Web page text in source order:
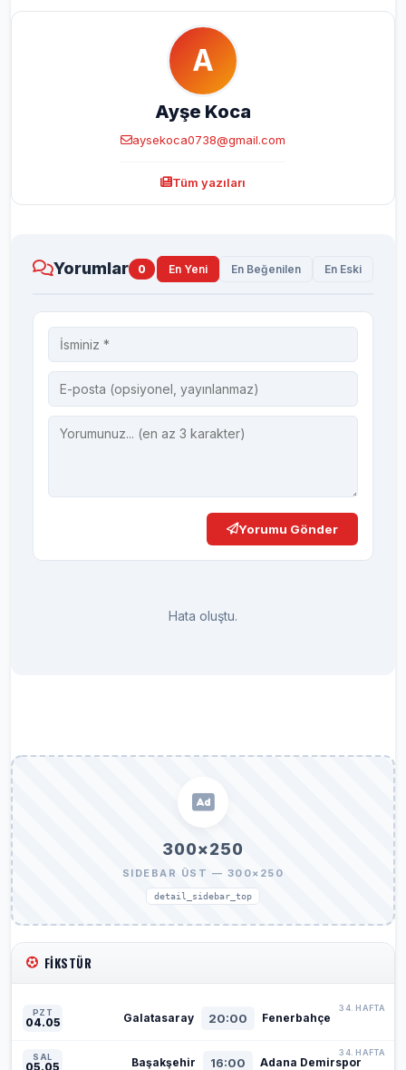
A
Ayşe Koca
aysekoca0738@gmail.com
Tüm yazıları
Yorumlar 0 En Yeni En Beğenilen En Eski
Yorumu Gönder
Hata oluştu.
300×250
SIDEBAR ÜST — 300×250
detail_sidebar_top
FIKSTÜR
PZT
04.05 Galatasaray 20:00 Fenerbahçe
34. HAFTA
SAL
05.05 Başakşehir 16:00 Adana Demirspor
34. HAFTA